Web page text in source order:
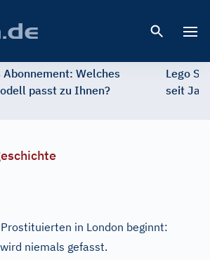
Welches
passt zu Ihnen?
Lego
seit
in London beginnt:
niemals gefasst.